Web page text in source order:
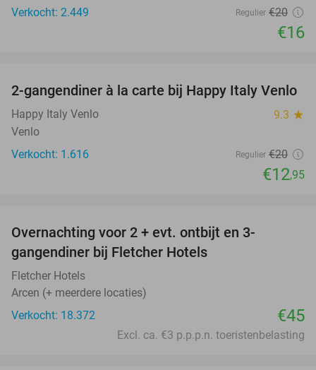
Verkocht: 2.449
Regulier €20
€16
35%
2-gangendiner à la carte bij Happy Italy Venlo
Happy Italy Venlo 9.3 star
Venlo
Verkocht: 1.616
Regulier €20
€12,95
Overnachting voor 2 + evt. ontbijt en 3-
gangendiner bij Fletcher Hotels
Fletcher Hotels
Arcen (+ meerdere locaties)
Verkocht: 18.372
€45
Excl. ca. €3 p.p.p.n. toeristenbelasting